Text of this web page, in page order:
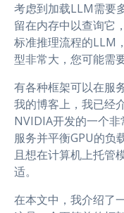
考虑到加载LLM需要
留在内存中以查询它
标准推理流程的LLM
型非常大，您可能需
有各种框架可以在服
我的博客上，我已经
NVIDIA开发的一个
服务并平衡GPU的负
且想在计算机上托管
适。
在本文中，我介绍了